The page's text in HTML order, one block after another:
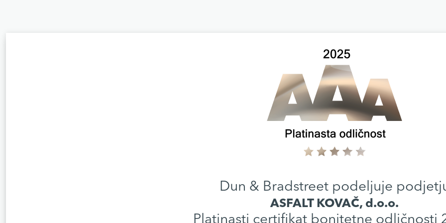
Dun & Bradstreet podeljuje
ASFALT KOVAČ, d.o.o.
Platinasti certifikat bonitetne odličnosti